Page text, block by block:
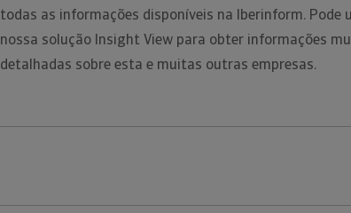
todas as informações disponíveis na Iberinform. Pode
nossa solução Insight View para obter informações
detalhadas sobre esta e muitas outras empresas.